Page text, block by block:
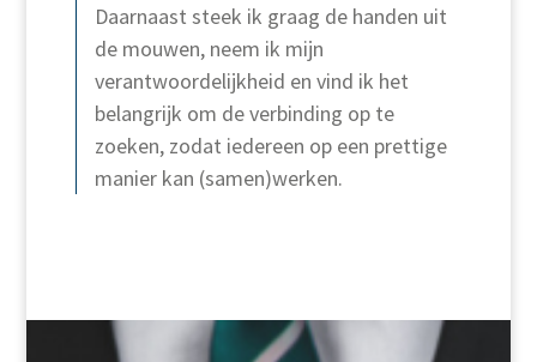
Daarnaast steek ik graag de handen uit
de mouwen, neem ik mijn
verantwoordelijkheid en vind ik het
belangrijk om de verbinding op te
zoeken, zodat iedereen op een prettige
manier kan (samen)werken.